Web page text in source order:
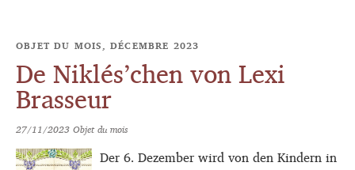
OBJET DU MOIS, DÉCEMBRE 2023
De Niklés’chen von Lexi
Brasseur
27/11/2023Objet du mois
Der 6. Dezember wird von den Kindern in